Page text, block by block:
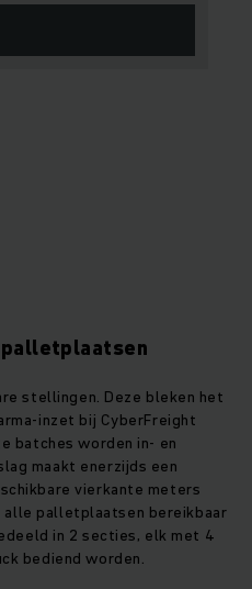
palletplaatsen
stellingen. Deze bleken het
inzet bij CyberFreight
batches worden in- en
maakt enerzijds een
vierkante meters
palletplaatsen bereikbaar
in 2 secties, elk met 4
bediend worden.